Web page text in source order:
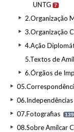
UNTG 7
2.Organização
3.Organização
4.Ação
5.Textos de
6.Órgãos de
06.Independências
07.Fotografias
08.Sobre Amílcar